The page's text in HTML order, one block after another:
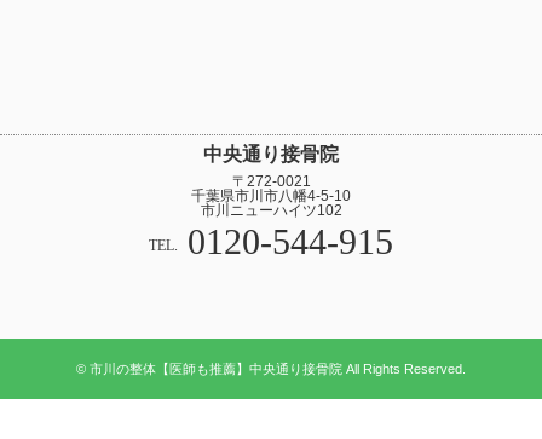
中央通り接骨院
〒272-0021
千葉県市川市八幡4-5-10
市川ニューハイツ102
TEL. 0120-544-915
© 市川の整体【医師も推薦】中央通り接骨院 All Rights Reserved.